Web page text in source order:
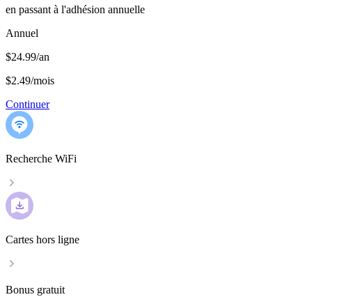
en passant à l'adhésion annuelle
Annuel
$24.99/an
$2.49/mois
Continuer
Recherche WiFi
Cartes hors ligne
Bonus gratuit